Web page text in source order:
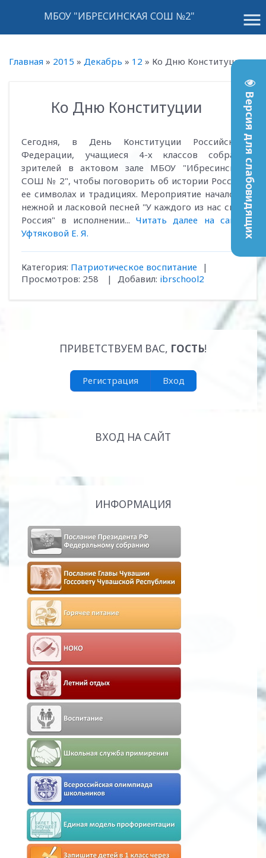
Версия для слабовидящих
menu
МБОУ "ИБРЕСИНСКАЯ СОШ №2"
Главная » 2015 » Декабрь » 12 » Ко Дню Конституции
Ко Дню Конституции
Сегодня, в День Конституции Российской
Федерации, учащиеся 4-х классов собрали
зрителей в актовом зале МБОУ "Ибресинская
СОШ № 2", чтобы поговорить об истории России,
ее символах и традициях. Мероприятие началось
нежной и ласковой песней "У каждого из нас своя
Россия" в исполнении... Читать далее на сайте
Уфтяковой Е. Я.
Категория: Патриотическое воспитание
|
Просмотров: 258 | Добавил: ibrschool2
ПРИВЕТСТВУЕМ ВАС, ГОСТЬ!
Регистрация Вход
ВХОД НА САЙТ
ИНФОРМАЦИЯ